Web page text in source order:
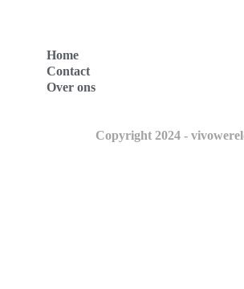
Home
Contact
Over ons
Copyright 2024 -